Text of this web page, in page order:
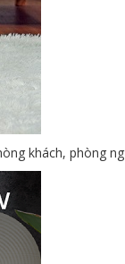
khách, phòng